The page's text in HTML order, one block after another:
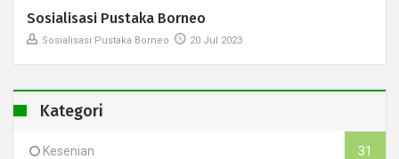
Sosialisasi Pustaka Borneo
Sosialisasi Pustaka Borneo 20 Jul 2023
Kategori
Kesenian 31